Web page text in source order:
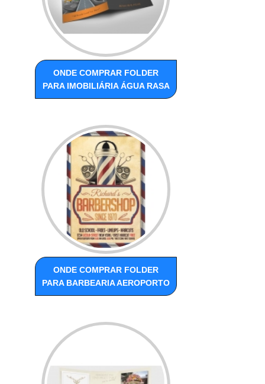
ONDE COMPRAR FOLDER
PARA IMOBILIÁRIA ÁGUA RASA
ONDE COMPRAR FOLDER
PARA BARBEARIA AEROPORTO